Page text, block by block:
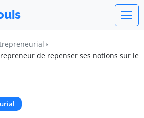
de repenser ses notions sur le